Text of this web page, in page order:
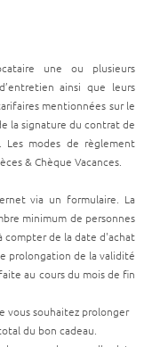
une ou plusieurs
ainsi que leurs
mentionnées sur le
la signature du contrat de
modes de règlement
& Chèque Vacances.
via un formulaire. La
minimum de personnes
compter de la date d'achat
prolongation de la validité
au cours du mois de fin
vous souhaitez prolonger
du bon cadeau.